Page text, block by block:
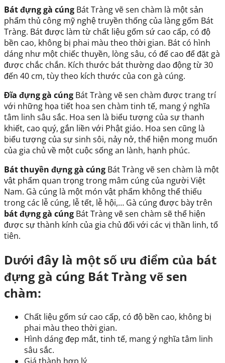
Bát đựng gà cúng Bát Tràng vẽ sen chàm là một sản
phẩm thủ công mỹ nghệ truyền thống của làng gốm Bát
Tràng. Bát được làm từ chất liệu gốm sứ cao cấp, có độ
bền cao, không bị phai màu theo thời gian. Bát có hình
dáng như một chiếc thuyền, lòng sâu, có đế cao để đặt gà
được chắc chắn. Kích thước bát thường dao động từ 30
đến 40 cm, tùy theo kích thước của con gà cúng.
Đĩa đựng gà cúng Bát Tràng vẽ sen chàm được trang trí
với những họa tiết hoa sen chàm tinh tế, mang ý nghĩa
tâm linh sâu sắc. Hoa sen là biểu tượng của sự thanh
khiết, cao quý, gắn liền với Phật giáo. Hoa sen cũng là
biểu tượng của sự sinh sôi, nảy nở, thể hiện mong muốn
của gia chủ về một cuộc sống an lành, hạnh phúc.
Bát thuyền đựng gà cúng Bát Tràng vẽ sen chàm là một
vật phẩm quan trọng trong mâm cúng của người Việt
Nam. Gà cúng là một món vật phẩm không thể thiếu
trong các lễ cúng, lễ tết, lễ hội,… Gà cúng được bày trên
bát đựng gà cúng Bát Tràng vẽ sen chàm sẽ thể hiện
được sự thành kính của gia chủ đối với các vị thần linh, tổ
tiên.
Dưới đây là một số ưu điểm của bát
đựng gà cúng Bát Tràng vẽ sen
chàm:
Chất liệu gốm sứ cao cấp, có độ bền cao, không bị
phai màu theo thời gian.
Hình dáng đẹp mắt, tinh tế, mang ý nghĩa tâm linh
sâu sắc.